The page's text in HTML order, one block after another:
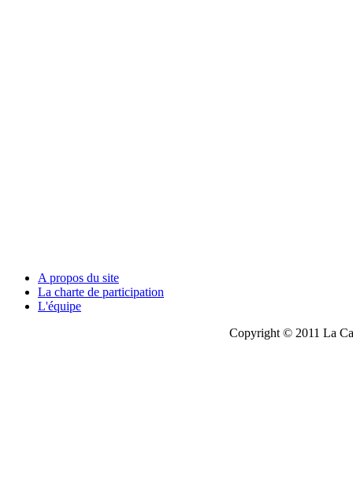
A propos du site
La charte de participation
L'équipe
Copyright © 2011 La